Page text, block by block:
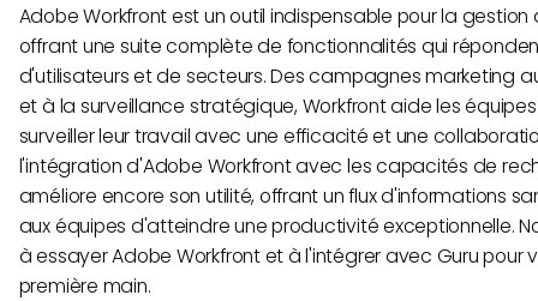
Adobe Workfront est un outil indispensable pour la
offrant une suite complète de fonctionnalités qui
d'utilisateurs et de secteurs. Des campagnes marketing
et à la surveillance stratégique, Workfront aide les
surveiller leur travail avec une efficacité et une
l'intégration d'Adobe Workfront avec les capacités de
améliore encore son utilité, offrant un flux d'informations
aux équipes d'atteindre une productivité exceptionnelle.
à essayer Adobe Workfront et à l'intégrer avec Guru
première main.